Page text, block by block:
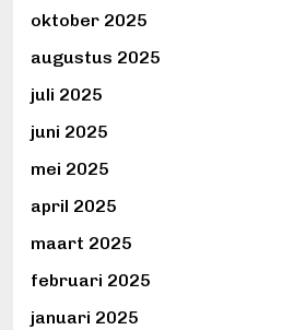
oktober 2025
augustus 2025
juli 2025
juni 2025
mei 2025
april 2025
maart 2025
februari 2025
januari 2025